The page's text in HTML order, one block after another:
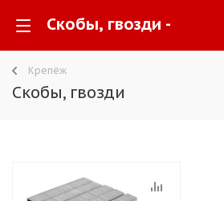
Скобы, гвозди -
Крепёж
Скобы, гвозди